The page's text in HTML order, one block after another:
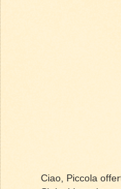
Ciao, Piccola